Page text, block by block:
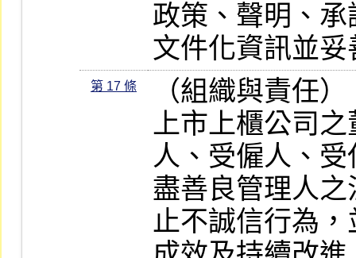
政策、聲明、
文件化資訊並妥
第 17 條
（組織與責任）
上市上櫃公司
人、受僱人、
盡善良管理人
止不誠信行為